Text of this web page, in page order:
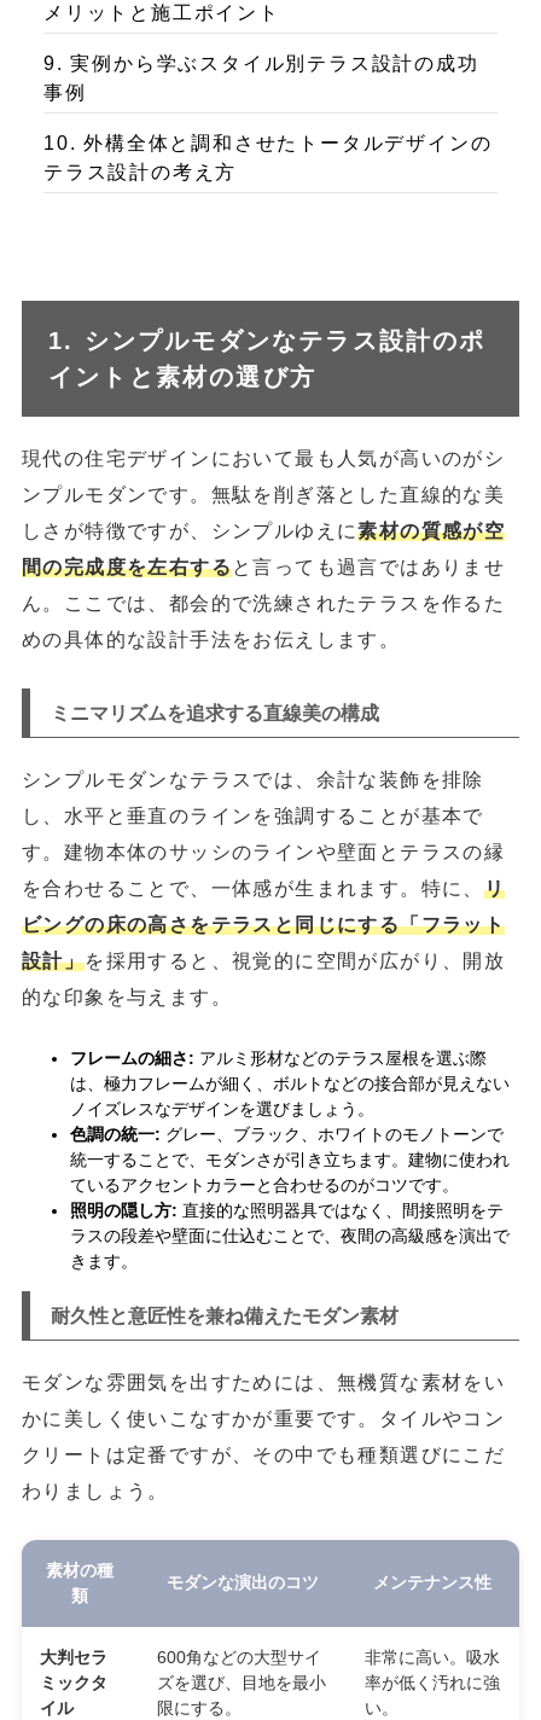
メリットと施工ポイント
9. 実例から学ぶスタイル別テラス設計の成功
事例
10. 外構全体と調和させたトータルデザインの
テラス設計の考え方
1. シンプルモダンなテラス設計のポ
イントと素材の選び方
現代の住宅デザインにおいて最も人気が高いのがシ
ンプルモダンです。無駄を削ぎ落とした直線的な美
しさが特徴ですが、シンプルゆえに素材の質感が空
間の完成度を左右すると言っても過言ではありませ
ん。ここでは、都会的で洗練されたテラスを作るた
めの具体的な設計手法をお伝えします。
ミニマリズムを追求する直線美の構成
シンプルモダンなテラスでは、余計な装飾を排除
し、水平と垂直のラインを強調することが基本で
す。建物本体のサッシのラインや壁面とテラスの縁
を合わせることで、一体感が生まれます。特に、 リ
ビングの床の高さをテラスと同じにする「フラット
設計」を採用すると、視覚的に空間が広がり、開放
的な印象を与えます。
フレームの細さ: アルミ形材などのテラス屋根を選ぶ際
は、極力フレームが細く、ボルトなどの接合部が見えない
ノイズレスなデザインを選びましょう。
色調の統一: グレー、ブラック、ホワイトのモノトーンで
統一することで、モダンさが引き立ちます。建物に使われ
ているアクセントカラーと合わせるのがコツです。
照明の隠し方: 直接的な照明器具ではなく、間接照明をテ
ラスの段差や壁面に仕込むことで、夜間の高級感を演出で
きます。
耐久性と意匠性を兼ね備えたモダン素材
モダンな雰囲気を出すためには、無機質な素材をい
かに美しく使いこなすかが重要です。タイルやコン
クリートは定番ですが、その中でも種類選びにこだ
わりましょう。
素材の種
類
モダンな演出のコツ メンテナンス性
大判セラ
ミックタ
イル
600角などの大型サイ
ズを選び、目地を最小
限にする。
非常に高い。吸水
率が低く汚れに強
い。